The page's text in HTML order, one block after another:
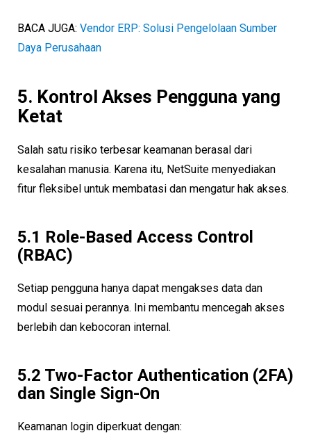
BACA JUGA: Vendor ERP: Solusi Pengelolaan Sumber
Daya Perusahaan
5. Kontrol Akses Pengguna yang
Ketat
Salah satu risiko terbesar keamanan berasal dari
kesalahan manusia. Karena itu, NetSuite menyediakan
fitur fleksibel untuk membatasi dan mengatur hak akses.
5.1 Role-Based Access Control
(RBAC)
Setiap pengguna hanya dapat mengakses data dan
modul sesuai perannya. Ini membantu mencegah akses
berlebih dan kebocoran internal.
5.2 Two-Factor Authentication (2FA)
dan Single Sign-On
Keamanan login diperkuat dengan: